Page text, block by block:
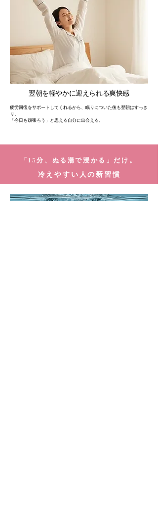
翌朝を軽やかに迎えられる爽快感
疲労回復をサポートしてくれるから、眠りについた後も翌朝はすっき
り。
「今日も頑張ろう」と思える自分に出会える。
「15分、ぬる湯で浸かる」だけ。
冷えやすい人の新習慣